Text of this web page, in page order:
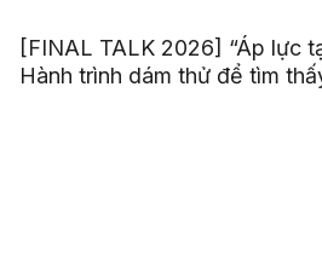
[FINAL TALK 2026] “Áp lực
Hành trình dám thử để tìm